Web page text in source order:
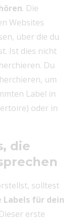
. Die
Websites
über die du
Ist dies nicht
Du
um
Label in
oder in
die
solltest
Labels für dein
Dieser erste